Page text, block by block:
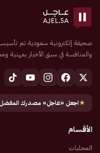
والمنافسة في سبق الأخبار بمهنية
★اجعل «عاجل» مصدرك
الأقسام
المحليات